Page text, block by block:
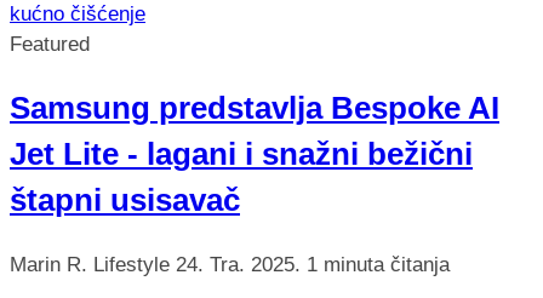
Featured
Samsung predstavlja Bespoke AI
Jet Lite - lagani i snažni bežični
štapni usisavač
Marin R. Lifestyle 24. Tra. 2025. 1 minuta čitanja